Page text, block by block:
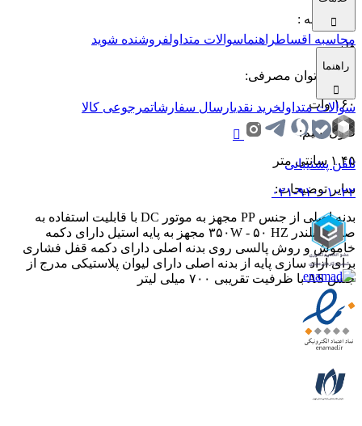
جنس بدنه ‏ :
فلز
حداکثر توان مصرفی:
۱۶۰ وات
طول سیم:
۱.۴۵ سانتی متر
سایر توضیحات:
بدنه اصلی از جنس PP مجهز به موتور DC با قابلیت استفاده به
صورت بلندر ۳۵۰W - ۵۰ HZ مجهز به پایه استیل دارای دکمه
خاموش و روش پالسی روی بدنه اصلی دارای دکمه قفل فشاری
برای آزاد سازی پایه از بدنه اصلی دارای لیوان پلاستیکی مدرج از
جنس AS با ظرفیت تقریبی ۷۰۰ میلی لیتر
محاسبه اقساطراهنماسوالات متداولفروشنده شوید
راهنما
سوالات متداولخرید نقدیارسال سفارشاتمرجوعی کالا
تلفن پشتیبانی
۰۲۱-۹۱۰۰۱۰۲۲